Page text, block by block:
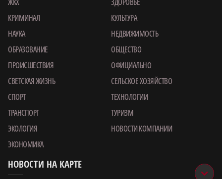
КРИМИНАЛ
КУЛЬТУРА
НАУКА
НЕДВИЖИМОСТЬ
ОБРАЗОВАНИЕ
ОБЩЕСТВО
ПРОИСШЕСТВИЯ
ОФИЦИАЛЬНО
СВЕТСКАЯ ЖИЗНЬ
СЕЛЬСКОЕ ХОЗЯЙСТВО
СПОРТ
ТЕХНОЛОГИИ
ТРАНСПОРТ
ТУРИЗМ
ЭКОЛОГИЯ
НОВОСТИ КОМПАНИИ
ЭКОНОМИКА
НОВОСТИ НА КАРТЕ